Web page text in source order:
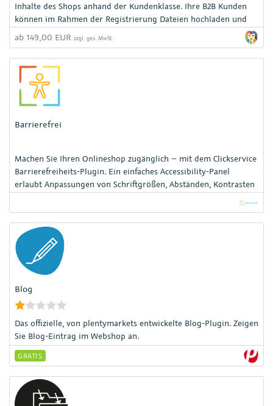
Inhalte des Shops anhand der Kundenklasse. Ihre B2B Kunden
können im Rahmen der Registrierung Dateien hochladen und
Sie können sich per E-Mail informieren lassen.
ab 149,00 EUR zzgl. ges. MwSt.
Barrierefrei
Machen Sie Ihren Onlineshop zugänglich – mit dem Clickservice
Barrierefreiheits-Plugin. Ein einfaches Accessibility-Panel
erlaubt Anpassungen von Schriftgrößen, Abständen, Kontrasten
Blog
Das offizielle, von plentymarkets entwickelte Blog-Plugin. Zeigen
Sie Blog-Eintrag im Webshop an.
GRATIS